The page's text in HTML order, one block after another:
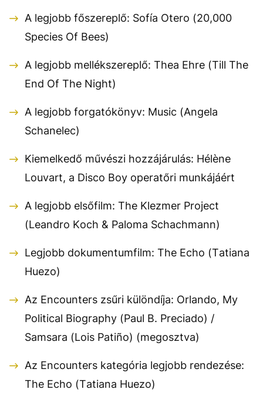
A legjobb főszereplő: Sofía Otero (20,000
Species Of Bees)
A legjobb mellékszereplő: Thea Ehre (Till The
End Of The Night)
A legjobb forgatókönyv: Music (Angela
Schanelec)
Kiemelkedő művészi hozzájárulás: Hélène
Louvart, a Disco Boy operatőri munkájáért
A legjobb elsőfilm: The Klezmer Project
(Leandro Koch & Paloma Schachmann)
Legjobb dokumentumfilm: The Echo (Tatiana
Huezo)
Az Encounters zsűri különdíja: Orlando, My
Political Biography (Paul B. Preciado) /
Samsara (Lois Patiño) (megosztva)
Az Encounters kategória legjobb rendezése:
The Echo (Tatiana Huezo)